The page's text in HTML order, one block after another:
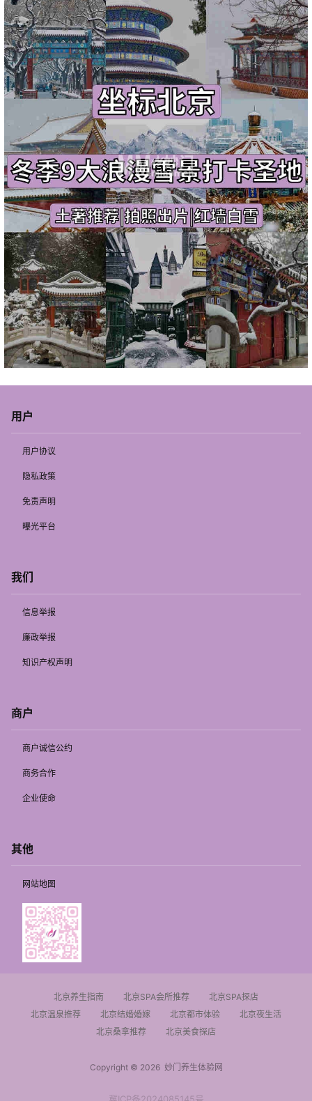
用户
用户协议
隐私政策
免责声明
曝光平台
我们
信息举报
廉政举报
知识产权声明
商户
商户诚信公约
商务合作
企业使命
其他
网站地图
北京养生指南 北京SPA会所推荐
北京SPA探店
北京温泉推荐
北京结婚婚嫁 北京都市体验
北京夜生活
北京桑拿推荐
北京美食探店
Copyright © 2026妙门养生体验网